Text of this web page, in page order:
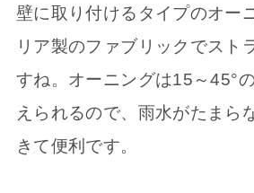
壁に取り付けるタイプのオー
リア製のファブリックでスト
すね。オーニングは15～45°
えられるので、雨水がたまら
きて便利です。